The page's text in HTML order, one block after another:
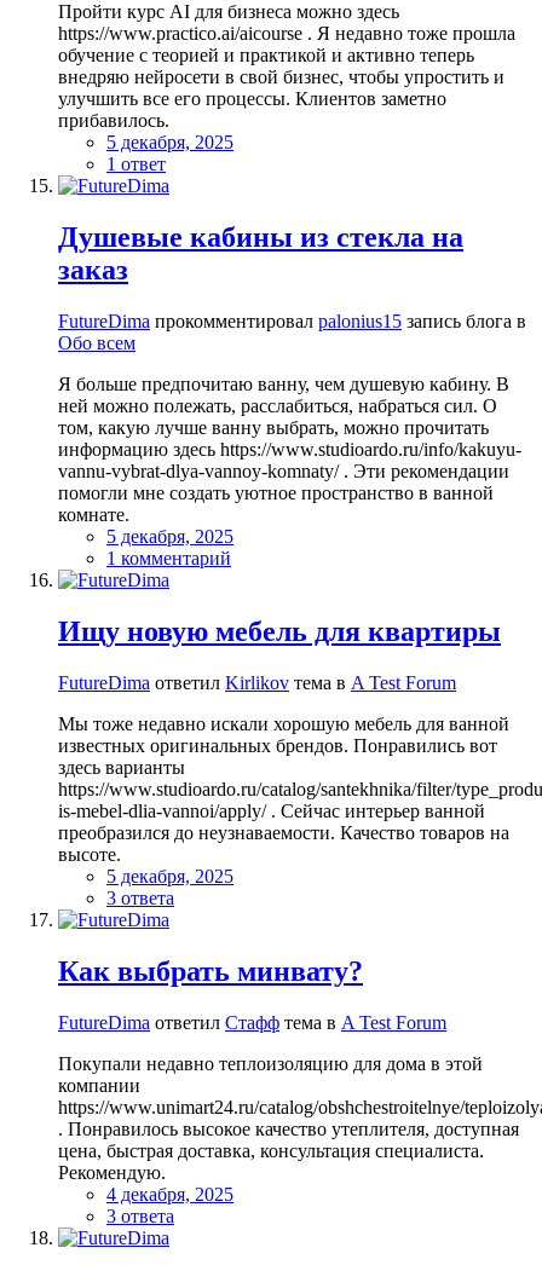
Пройти курс AI для бизнеса можно здесь
https://www.practico.ai/aicourse . Я недавно тоже прошла
обучение с теорией и практикой и активно теперь
внедряю нейросети в свой бизнес, чтобы упростить и
улучшить все его процессы. Клиентов заметно
прибавилось.
5 декабря, 2025
1 ответ
Душевые кабины из стекла на
заказ
FutureDima прокомментировал palonius15 запись блога в
Обо всем
Я больше предпочитаю ванну, чем душевую кабину. В
ней можно полежать, расслабиться, набраться сил. О
том, какую лучше ванну выбрать, можно прочитать
информацию здесь https://www.studioardo.ru/info/kakuyu-
vannu-vybrat-dlya-vannoy-komnaty/ . Эти рекомендации
помогли мне создать уютное пространство в ванной
комнате.
5 декабря, 2025
1 комментарий
Ищу новую мебель для квартиры
FutureDima ответил Kirlikov тема в A Test Forum
Мы тоже недавно искали хорошую мебель для ванной
известных оригинальных брендов. Понравились вот
здесь варианты
https://www.studioardo.ru/catalog/santekhnika/filter/
is-mebel-dlia-vannoi/apply/ . Сейчас интерьер ванной
преобразился до неузнаваемости. Качество товаров на
высоте.
5 декабря, 2025
3 ответа
Как выбрать минвату?
FutureDima ответил Стафф тема в A Test Forum
Покупали недавно теплоизоляцию для дома в этой
компании
https://www.unimart24.ru/catalog/obshchestroitelnye/
. Понравилось высокое качество утеплителя, доступная
цена, быстрая доставка, консультация специалиста.
Рекомендую.
4 декабря, 2025
3 ответа